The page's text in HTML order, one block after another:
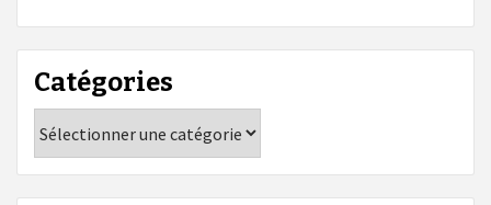
Catégories